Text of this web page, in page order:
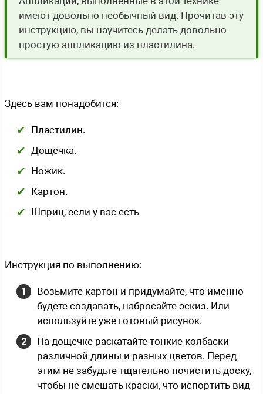
имеют довольно необычный вид. Прочитав эту
инструкцию, вы научитесь делать довольно
простую аппликацию из пластилина.
Здесь вам понадобится:
Пластилин.
Дощечка.
Ножик.
Картон.
Шприц, если у вас есть
Инструкция по выполнению:
Возьмите картон и придумайте, что именно
будете создавать, набросайте эскиз. Или
используйте уже готовый рисунок.
На дощечке раскатайте тонкие колбаски
различной длины и разных цветов. Перед
этим не забудьте тщательно почистить доску,
чтобы не смешать краски, что испортить вид